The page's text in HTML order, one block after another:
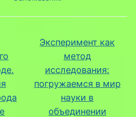
Эксперимент как
метод
исследования:
погружаемся в мир
науки в
объединении